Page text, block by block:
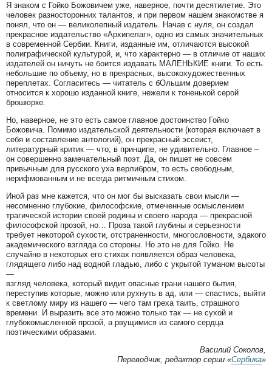
Я знаком с Гойко Божовичем уже, наверное, почти десятилетие. Это
человек разносторонних талантов, и при первом нашем знакомстве я
понял, что он — великолепный издатель. Начав с нуля, он создал
прекрасное издательство «Архипелаг», одно из самых значительных
в современной Сербии. Книги, изданные им, отличаются высокой
полиграфической культурой, и, что характерно — в отличие от наших
издателей он ничуть не боится издавать МАЛЕНЬКИЕ книги. То есть
небольшие по объему, но в прекрасных, высокохудожественных
переплетах. Согласитесь — читатель с бОльшим доверием
относится к хорошо изданной книге, нежели к тоненькой серой
брошюрке.
Но, наверное, не это есть самое главное достоинство Гойко
Божовича. Помимо издательской деятельности (которая включает в
себя и составление антологий), он прекрасный эссеист,
литературный критик — что, в принципе, не удивительно. Главное –
он совершенно замечательный поэт. Да, он пишет не совсем
привычным для русского уха верлибром, то есть свободным,
нерифмованным и не всегда ритмичным стихом.
Иной раз мне кажется, что он мог бы высказать свои мысли —
несомненно глубокие, философские, отмеченные осмыслением
трагической истории своей родины и своего народа — прекрасной
философской прозой, но… Проза такой глубины и серьезности
требует некоторой сухости, отстраненности, многословности, эдакого
академического взгляда со стороны. Но это не для Гойко. Не
случайно в некоторых его стихах появляется образ человека,
глядящего либо над водной гладью, либо с укрытой туманом высоты
—
взгляд человека, который видит опасные грани нашего бытия,
переступив которые, можно или рухнуть в ад, или — спастись, выйти
к светлому миру из нашего — чего там греха таить, страшного
времени. И выразить все это можно только так — не сухой и
глубокомысленной прозой, а рвущимися из самого сердца
поэтическими образами.
Василий Соколов,
Переводчик, редактор серии «Сербика»